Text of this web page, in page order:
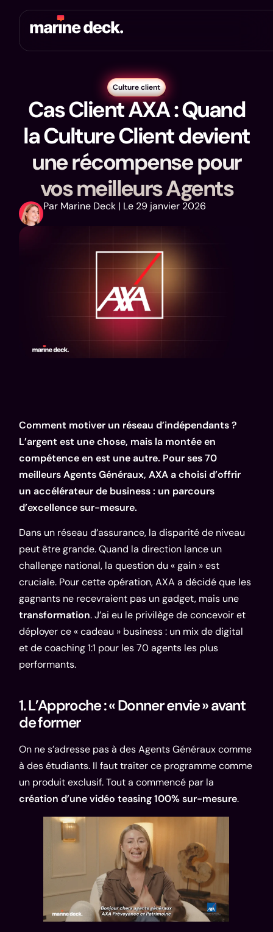
Culture client
Cas Client AXA : Quand
la Culture Client devient
une récompense pour
vos meilleurs Agents
Par Marine Deck | Le 29 janvier 2026
Comment motiver un réseau d’indépendants ?
L’argent est une chose, mais la montée en
compétence en est une autre. Pour ses 70
meilleurs Agents Généraux, AXA a choisi d’offrir
un accélérateur de business : un parcours
d’excellence sur-mesure.
Dans un réseau d’assurance, la disparité de niveau
peut être grande. Quand la direction lance un
challenge national, la question du « gain » est
cruciale. Pour cette opération, AXA a décidé que les
gagnants ne recevraient pas un gadget, mais une
transformation. J’ai eu le privilège de concevoir et
déployer ce « cadeau » business : un mix de digital
et de coaching 1:1 pour les 70 agents les plus
performants.
1. L’Approche : « Donner envie » avant
de former
On ne s’adresse pas à des Agents Généraux comme
à des étudiants. Il faut traiter ce programme comme
un produit exclusif. Tout a commencé par la
création d’une vidéo teasing 100% sur-mesure.